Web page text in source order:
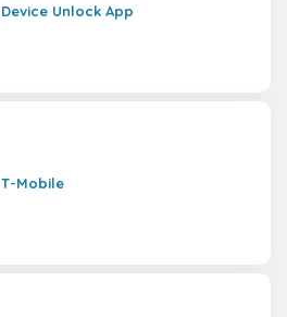
Device Unlock App
T-Mobile